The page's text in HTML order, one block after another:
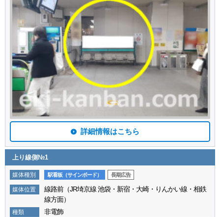
詳細情報はこちら
上り線側№1
媒体種別 駅看板（サインボード） 長期広告
媒体位置
線路前（JR埼京線 池袋・新宿・大崎・りんかい線・相鉄
線方面）
種類 非電飾